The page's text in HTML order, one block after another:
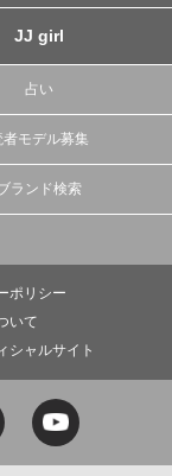
JJ girl
占い
者モデル募集
ランド検索
ポリシー
いて
シャルサイト